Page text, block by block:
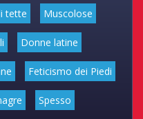
tette Muscolose
Donne latine
Feticismo dei Piedi
Spesso